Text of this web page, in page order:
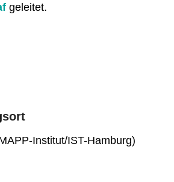
geleitet.
Institut/IST-Hamburg)